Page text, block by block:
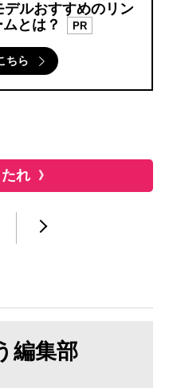
デルおすすめのリン
とは？
PR
ちら
れ
編集部